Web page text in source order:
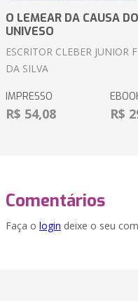
O LEMEAR DA CAUSA DO
UNIVESO
ESCRITOR CLEBER JUNIOR
DA SILVA
IMPRESSO
R$ 54,08 R$
Comentários
Faça o login deixe o seu